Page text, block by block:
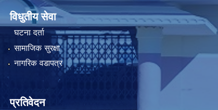
विधुतीय सेवा
घटना दर्ता
सामाजिक सुरक्षा
नागरिक वडापत्र
प्रतिवेदन